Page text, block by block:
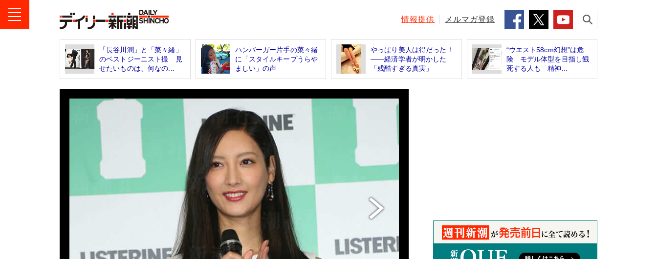
情報提供 メルマガ登録
「長谷川潤」と「菜々緒」
のベストジーニスト撮 見
せたいものは、何なの...
ハンバーガー片手の菜々緒
に「スタイルキープうらや
ましい」の声
やっぱり美人は得だった！
――経済学者が明かした
「残酷すぎる真実」
“ウエスト58cm幻想”は危
険 モデル体型を目指し餓
死する人も 精神...